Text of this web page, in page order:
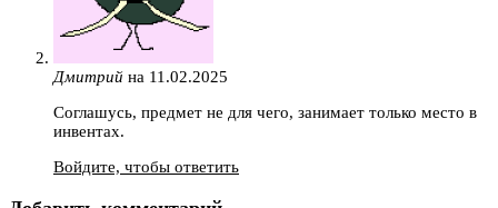
Дмитрий на 11.02.2025
Соглашусь, предмет не для чего, занимает только место в
инвентах.
Войдите, чтобы ответить